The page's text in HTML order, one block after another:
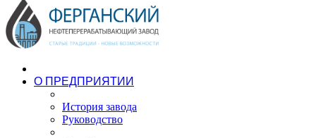
О ПРЕДПРИЯТИИ
История завода
Руководство